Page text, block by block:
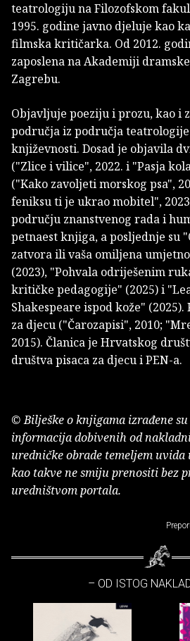
teatrologiju na Filozofskom
1995. godine javno djeluje kao
filmska kritičarka. Od 2012.
zaposlena na Akademiji
Zagrebu.
Objavljuje poeziju i prozu, kao i
područja iz područja
književnosti. Dosad je objavila
("Zlice i vilice", 2022. i "Pasja
("Kako zavoljeti morskog psa",
feniksu ti je ukrao mobitel",
području znanstvenog rada i
petnaest knjiga, a posljednje su
zatvora ili vaša omiljena
(2023), "Pohvala odriješenim
kritičke pedagogije" (2025) i
Shakespeare ispod kože"
za djecu ("Čarozapisi", 2010;
2015). Članica je Hrvatskog
društva pisaca za djecu i PEN-a.
© Bilješke o knjigama izrađene
informacija dobivenih od
uredničke obrade temeljem uvida
kao takve ne smiju prenositi bez
uredništvom portala.
– OD ISTOG